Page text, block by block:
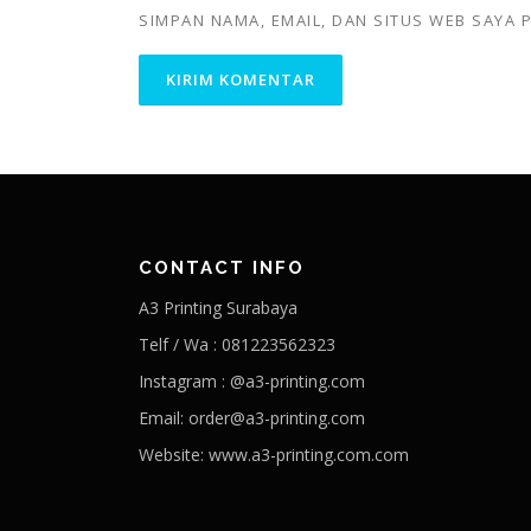
SIMPAN NAMA, EMAIL, DAN SITUS WEB SAYA
CONTACT INFO
A3 Printing Surabaya
Telf / Wa : 081223562323
Instagram : @a3-printing.com
Email: order@a3-printing.com
Website: www.a3-printing.com.com